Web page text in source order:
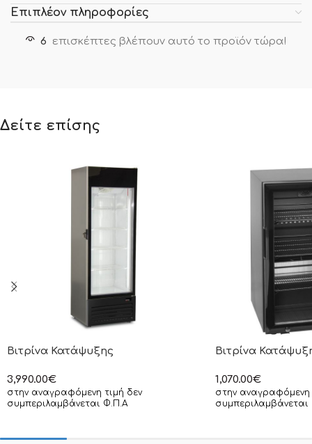
Επιπλέον πληροφορίες
6 επισκέπτες βλέπουν αυτό το προϊόν τώρα!
Δείτε επίσης
Βιτρίνα Κατάψυξης
3,990.00€
στην αναγραφόμενη τιμή δεν
συμπεριλαμβάνεται Φ.Π.Α
Βιτρίνα
1,070.00€
στην αναγραφόμενη